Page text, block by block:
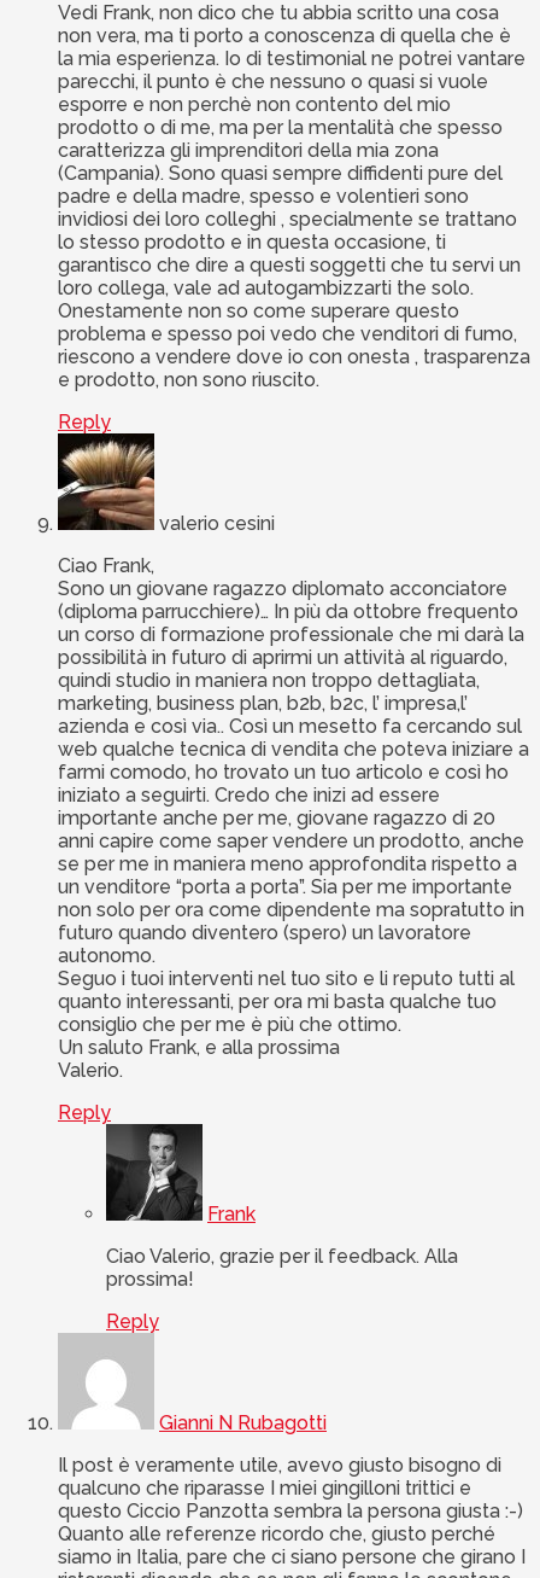
Vedi Frank, non dico che tu abbia scritto una cosa
non vera, ma ti porto a conoscenza di quella che è
la mia esperienza. Io di testimonial ne potrei vantare
parecchi, il punto è che nessuno o quasi si vuole
esporre e non perchè non contento del mio
prodotto o di me, ma per la mentalità che spesso
caratterizza gli imprenditori della mia zona
(Campania). Sono quasi sempre diffidenti pure del
padre e della madre, spesso e volentieri sono
invidiosi dei loro colleghi , specialmente se trattano
lo stesso prodotto e in questa occasione, ti
garantisco che dire a questi soggetti che tu servi un
loro collega, vale ad autogambizzarti the solo.
Onestamente non so come superare questo
problema e spesso poi vedo che venditori di fumo,
riescono a vendere dove io con onesta , trasparenza
e prodotto, non sono riuscito.
Reply
valerio cesini
Ciao Frank,
Sono un giovane ragazzo diplomato acconciatore
(diploma parrucchiere)… In più da ottobre frequento
un corso di formazione professionale che mi darà la
possibilità in futuro di aprirmi un attività al riguardo,
quindi studio in maniera non troppo dettagliata,
marketing, business plan, b2b, b2c, l’ impresa,l’
azienda e così via.. Così un mesetto fa cercando sul
web qualche tecnica di vendita che poteva iniziare a
farmi comodo, ho trovato un tuo articolo e così ho
iniziato a seguirti. Credo che inizi ad essere
importante anche per me, giovane ragazzo di 20
anni capire come saper vendere un prodotto, anche
se per me in maniera meno approfondita rispetto a
un venditore “porta a porta”. Sia per me importante
non solo per ora come dipendente ma sopratutto in
futuro quando diventero (spero) un lavoratore
autonomo.
Seguo i tuoi interventi nel tuo sito e li reputo tutti al
quanto interessanti, per ora mi basta qualche tuo
consiglio che per me è più che ottimo.
Un saluto Frank, e alla prossima
Valerio.
Reply
Frank
Ciao Valerio, grazie per il feedback. Alla
prossima!
Reply
Gianni N Rubagotti
Il post è veramente utile, avevo giusto bisogno di
qualcuno che riparasse I miei gingilloni trittici e
questo Ciccio Panzotta sembra la persona giusta :-)
Quanto alle referenze ricordo che, giusto perché
siamo in Italia, pare che ci siano persone che girano I